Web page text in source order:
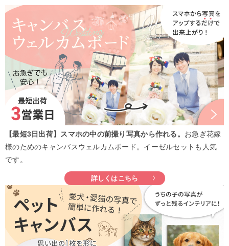
【最短3日出荷】スマホの中の前撮り写真から作れる。 お急ぎ花嫁
様のためのキャンバスウェルカムボード。イーゼルセットも人気
です。
詳しくはこちら